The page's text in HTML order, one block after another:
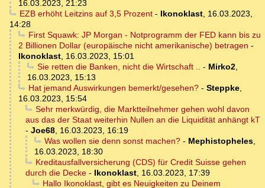
16.03.2023, 21:23
EZB erhöht Leitzins auf 3,5 Prozent- Ikonoklast, 16.03.2023,
14:28
First Squawk: JP Morgan - Notprogramm der FED kann bis zu
2 Billionen Dollar (europäische nicht amerikanische) betragen -
Ikonoklast, 16.03.2023, 15:01
Sie retten die Banken, nicht die Wirtschaft .. - Mirko2,
16.03.2023, 15:13
Hat jemand Auswirkungen bemerkt/gesehen?- Steppke,
16.03.2023, 15:54
Sehr merkwürdig, die Marktteilnehmer gehen wohl davon
aus das der Staat weiterhin Nullen an die Liquidität anhängt kT
- Joe68, 16.03.2023, 16:19
Was wollen sie denn sonst machen?- Mephistopheles,
16.03.2023, 18:30
Kreditausfallversicherung (CDS) für Credit Suisse gehen
durch die Decke - Ikonoklast, 16.03.2023, 17:39
Hallo Ikonoklast, gibt es Neuigkeiten zu Deinem